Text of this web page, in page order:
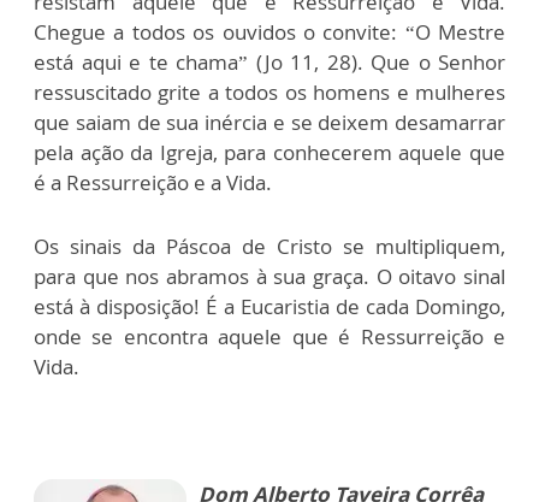
Chegue a todos os ouvidos o convite: “O Mestre
está aqui e te chama” (Jo 11, 28). Que o Senhor
ressuscitado grite a todos os homens e mulheres
que saiam de sua inércia e se deixem desamarrar
pela ação da Igreja, para conhecerem aquele que
é a Ressurreição e a Vida.
Os sinais da Páscoa de Cristo se multipliquem,
para que nos abramos à sua graça. O oitavo sinal
está à disposição! É a Eucaristia de cada Domingo,
onde se encontra aquele que é Ressurreição e
Vida.
Dom Alberto Taveira Corrêa